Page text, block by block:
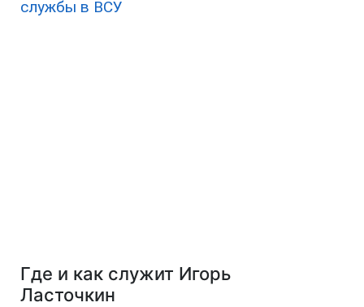
службы в ВСУ
Где и как служит Игорь
Ласточкин